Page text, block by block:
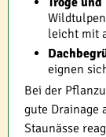
leicht mit
eignen
Bei der
gute Drainage
Staunässe